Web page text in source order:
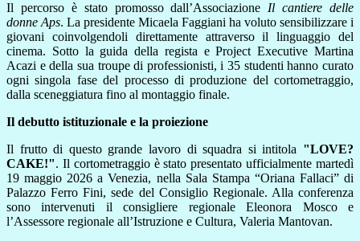
Il percorso è stato promosso dall’Associazione Il cantiere delle
donne Aps. La presidente Micaela Faggiani ha voluto sensibilizzare i
giovani coinvolgendoli direttamente attraverso il linguaggio del
cinema. Sotto la guida della regista e Project Executive Martina
Acazi e della sua troupe di professionisti, i 35 studenti hanno curato
ogni singola fase del processo di produzione del cortometraggio,
dalla sceneggiatura fino al montaggio finale.
Il debutto istituzionale e la proiezione
Il frutto di questo grande lavoro di squadra si intitola "LOVE?
CAKE!". Il cortometraggio è stato presentato ufficialmente martedì
19 maggio 2026 a Venezia, nella Sala Stampa “Oriana Fallaci” di
Palazzo Ferro Fini, sede del Consiglio Regionale. Alla conferenza
sono intervenuti il consigliere regionale Eleonora Mosco e
l’Assessore regionale all’Istruzione e Cultura, Valeria Mantovan.